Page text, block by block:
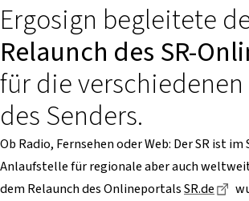
Ergosign begleitete
Relaunch des SR-
für die verschiedenen
des Senders.
Ob Radio, Fernsehen oder Web: Der SR ist im
Anlaufstelle für regionale aber auch
dem Relaunch des OnlineportalsSR.de